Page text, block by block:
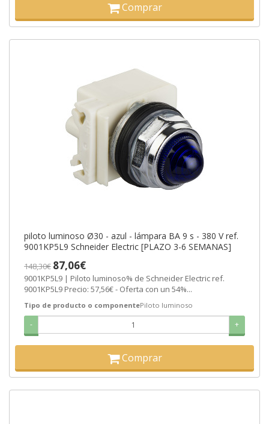
Comprar
piloto luminoso Ø30 - azul - lámpara BA 9 s - 380 V ref.
9001KP5L9 Schneider Electric [PLAZO 3-6 SEMANAS]
148,30€ 87,06€
9001KP5L9 | Piloto luminoso% de Schneider Electric ref.
9001KP5L9 Precio: 57,56€ - Oferta con un 54%...
Tipo de producto o componentePiloto luminoso
- +
Comprar